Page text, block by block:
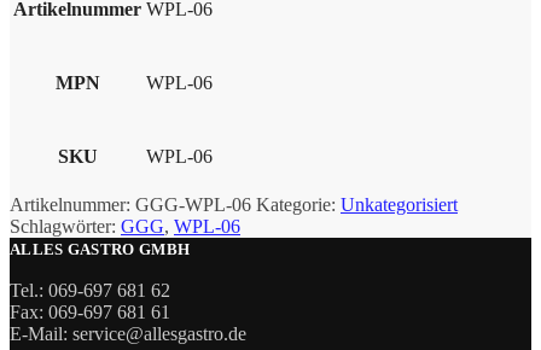
Artikelnummer WPL-06
MPN WPL-06
SKU WPL-06
Artikelnummer: GGG-WPL-06 Kategorie: Unkategorisiert
Schlagwörter: GGG, WPL-06
ALLES GASTRO GMBH
Tel.: 069-697 681 62
Fax: 069-697 681 61
E-Mail: service@allesgastro.de